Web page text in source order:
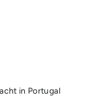
in Portugal